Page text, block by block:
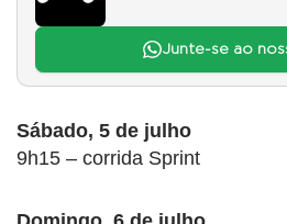
Junte-se ao
Sábado, 5 de julho
9h15 – corrida Sprint